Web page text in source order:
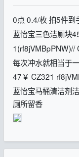
0点 0.4/枚 拍5件到
蓝怡宝三色洁厕块
1(rf8jVMBpPNW)//
每次冲水就相当于一
47￥ CZ321
蓝怡宝马桶清洁剂
厕所留香